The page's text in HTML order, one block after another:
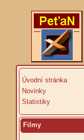
Úvodní stránka
Novinky
Statistiky
Filmy